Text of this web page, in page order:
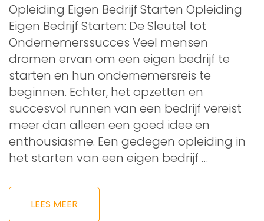
Opleiding Eigen Bedrijf Starten Opleiding
Eigen Bedrijf Starten: De Sleutel tot
Ondernemerssucces Veel mensen
dromen ervan om een eigen bedrijf te
starten en hun ondernemersreis te
beginnen. Echter, het opzetten en
succesvol runnen van een bedrijf vereist
meer dan alleen een goed idee en
enthousiasme. Een gedegen opleiding in
het starten van een eigen bedrijf …
LEES MEER